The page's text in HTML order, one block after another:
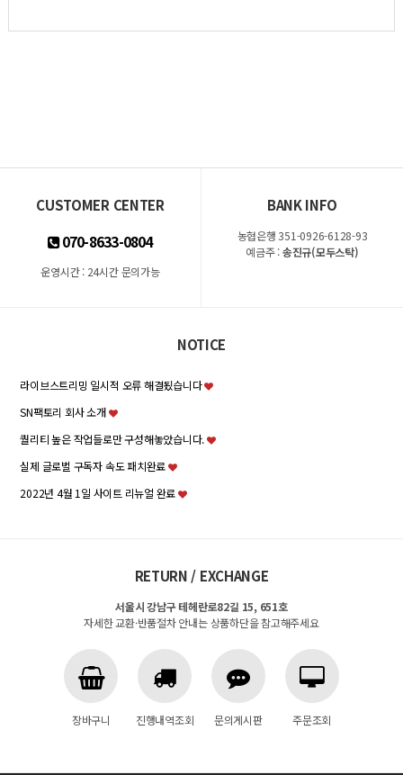
CUSTOMER CENTER
070-8633-0804
운영시간 : 24시간 문의가능
BANK INFO
농협은행 351-0926-6128-93
예금주 :송진규(모두스탁)
NOTICE
라이브스트리밍 일시적 오류 해결됬습니다
SN팩토리 회사 소개
퀄리티 높은 작업들로만 구성해놓았습니다.
실제 글로벌 구독자 속도 패치완료
2022년 4월 1일 사이트 리뉴얼 완료
RETURN / EXCHANGE
서울시 강남구 테헤란로82길 15, 651호
자세한 교환·반품절차 안내는 상품하단을 참고해주세요
장바구니 진행내역조회 문의게시판 주문조회